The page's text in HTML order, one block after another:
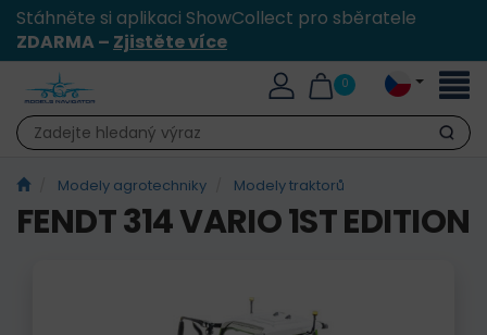
Stáhněte si aplikaci ShowCollect pro sběratele
ZDARMA – Zjistěte více
0
Hledat
Modely agrotechniky Modely traktorů
FENDT 314 VARIO 1ST EDITION